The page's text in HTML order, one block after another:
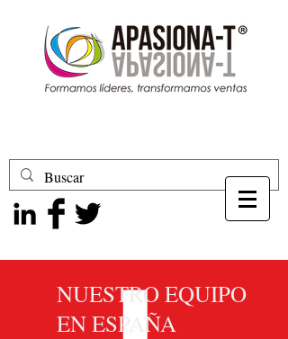
NUESTRO EQUIPO
EN ESPAÑA